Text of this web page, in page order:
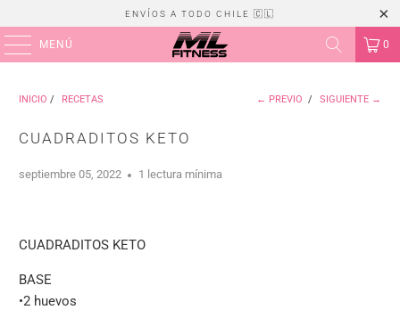
ENVÍOS A TODO CHILE 🇨🇱
MENÚ 0
INICIO / RECETAS ← PREVIO / SIGUIENTE →
CUADRADITOS KETO
septiembre 05, 2022 1 lectura mínima
CUADRADITOS KETO
BASE
•2 huevos